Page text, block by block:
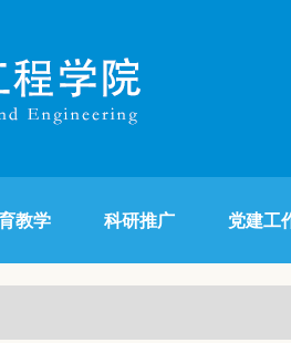
教学 科研推广 党建工